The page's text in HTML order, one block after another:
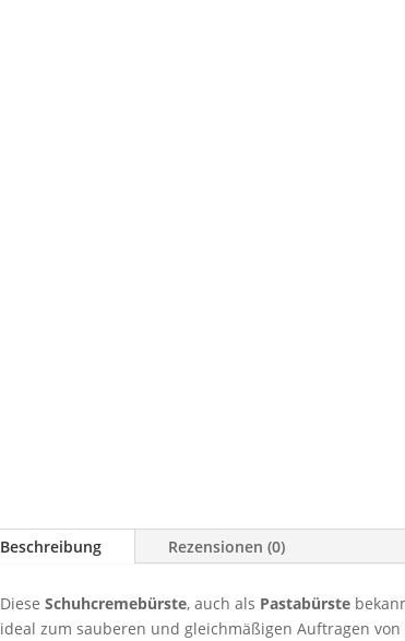
Beschreibung Rezensionen (0)
DieseSchuhcremebürste, auch als Pastabürste
ideal zum sauberen und gleichmäßigen Auftragen von